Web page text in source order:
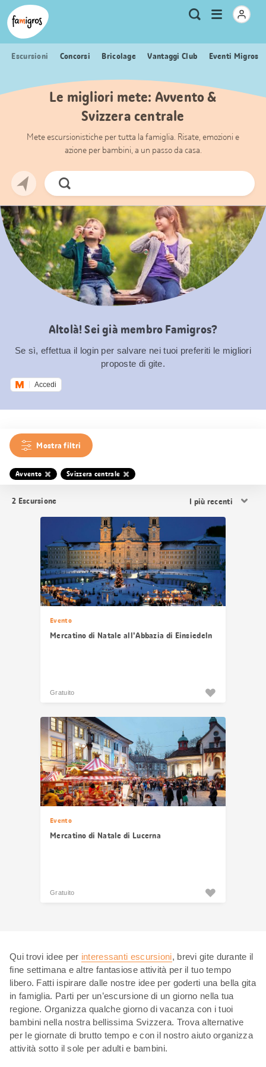
Navigazione
segnalibri
Header
Logo Metanavigazione
Ricerca
Apri
menu
Escursioni Concorsi Bricolage Vantaggi Club Eventi Migros
Le migliori mete: Avvento &
Svizzera centrale
Mete escursionistiche per tutta la famiglia. Risate, emozioni e
azione per bambini, a un passo da casa.
Cerca
ora
Altolà! Sei già membro Famigros?
Se sì, effettua il login per salvare nei tuoi preferiti le migliori
proposte di gite.
Accedi
Mostra filtri
Avvento Svizzera centrale
2 Escursione
i
risultati
Evento
Mercatino di Natale all'Abbazia di Einsiedeln
Gratuito
Evento
Mercatino di Natale di Lucerna
Gratuito
Qui trovi idee per interessanti escursioni, brevi gite durante il
fine settimana e altre fantasiose attività per il tuo tempo
libero. Fatti ispirare dalle nostre idee per goderti una bella gita
in famiglia. Parti per un’escursione di un giorno nella tua
regione. Organizza qualche giorno di vacanza con i tuoi
bambini nella nostra bellissima Svizzera. Trova alternative
per le giornate di brutto tempo e con il nostro aiuto organizza
attività sotto il sole per adulti e bambini.